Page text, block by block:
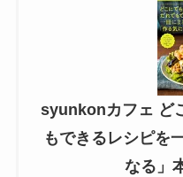
syunkonカフェ ど
もできるレシピを
なる」